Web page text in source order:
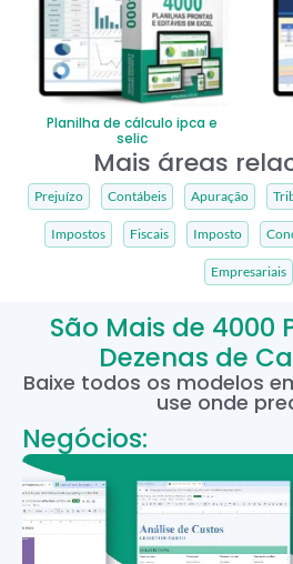
Planilha de cálculo ipca e
selic
Mais áreas
Prejuízo Contábeis Apuração
Impostos Fiscais Imposto
Empresariais
São Mais de 4000
Dezenas de
Baixe todos os modelos
use onde
Negócios: